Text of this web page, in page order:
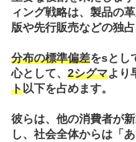
ィング戦略は、製品の
版や先行販売などの独
分布の標準偏差をsとし
心として、 2シグマより
ト以下を占めます。
彼らは、他の消費者が
し、社会全体からは「